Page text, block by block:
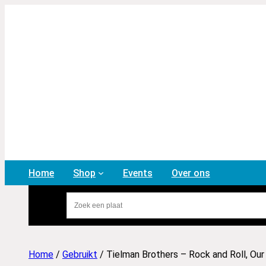
Home Shop Events Over ons
Home / Gebruikt / Tielman Brothers – Rock and Roll,